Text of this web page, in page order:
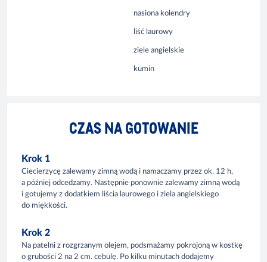
nasiona kolendry
liść laurowy
ziele angielskie
kumin
CZAS NA GOTOWANIE
Krok 1
Ciecierzycę zalewamy zimną wodą i namaczamy przez ok. 12 h,
a później odcedzamy. Następnie ponownie zalewamy zimną wodą
i gotujemy z dodatkiem liścia laurowego i ziela angielskiego
do miękkości.
Krok 2
Na patelni z rozgrzanym olejem, podsmażamy pokrojoną w kostkę
o grubości 2 na 2 cm. cebulę. Po kilku minutach dodajemy